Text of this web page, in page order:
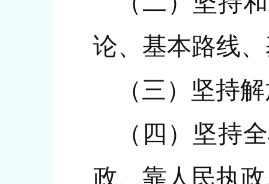
论、基本路线
（三）坚持
（四）坚持
政、靠人民执